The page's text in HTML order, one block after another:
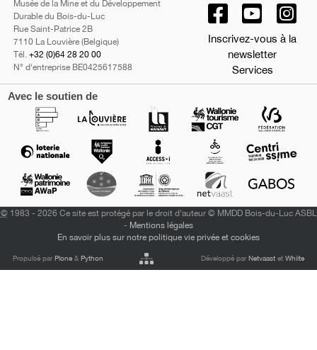
Musée de la Mine et du Développement
Durable du Bois-du-Luc
Rue Saint-Patrice 2B
7110 La Louvière (Belgique)
Tél. +32 (0)64 28 20 00
N° d'entreprise BE0425617588
Inscrivez-vous à la
newsletter
Services
Avec le soutien de
©1983 - 2026 Ce site est protégé par le droit d'auteur © MMDD Bois-du-Luc ASBL
- Mentions légales
En savoir plus sur notre politique vie privée et cookies
Propulsé parPlone &Python Développé parNetvaastet Whiite